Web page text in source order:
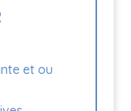
et ou